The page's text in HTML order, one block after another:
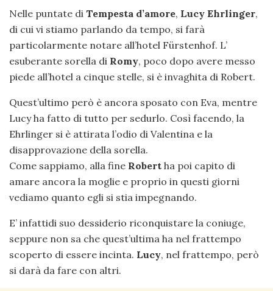
Nelle puntate di Tempesta d’amore, Lucy Ehrlinger,
di cui vi stiamo parlando da tempo, si farà
particolarmente notare all’hotel Fürstenhof. L’
esuberante sorella di Romy, poco dopo avere messo
piede all’hotel a cinque stelle, si è invaghita di Robert.
Quest’ultimo però è ancora sposato con Eva, mentre
Lucy ha fatto di tutto per sedurlo. Così facendo, la
Ehrlinger si è attirata l’odio di Valentina e la
disapprovazione della sorella.
Come sappiamo, alla fine Robert ha poi capito di
amare ancora la moglie e proprio in questi giorni
vediamo quanto egli si stia impegnando.
E’ infattidi suo dessiderio riconquistare la coniuge,
seppure non sa che quest’ultima ha nel frattempo
scoperto di essere incinta. Lucy, nel frattempo, però
si darà da fare con altri.